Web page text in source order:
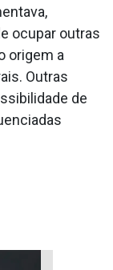
ocupar outras
origem a
Outras
de